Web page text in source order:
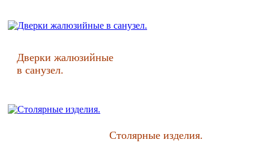
Дверки жалюзийные
в санузел.
Столярные изделия.